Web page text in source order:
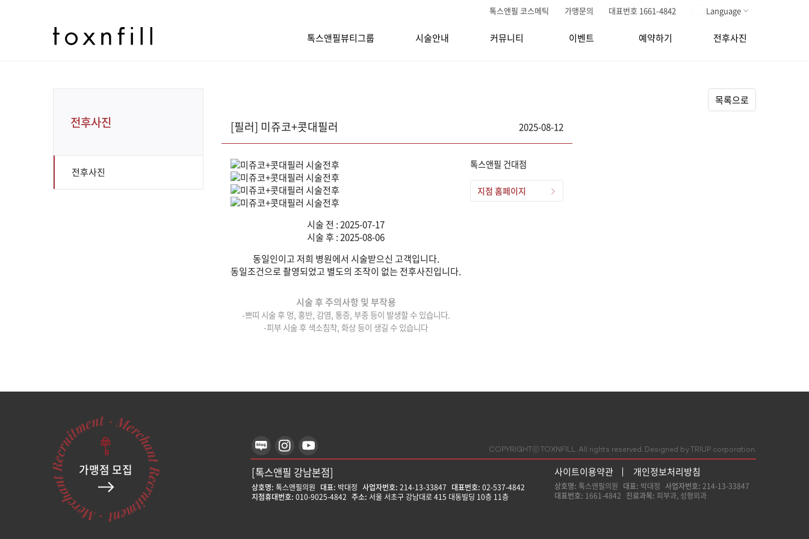
톡스앤필 코스메틱 가맹문의 대표번호 1661-4842 Language
톡스앤필뷰티그룹 시술안내 커뮤니티 이벤트 예약하기 전후사진
전후사진
전후사진
목록으로
[필러] 미쥬코+콧대필러 2025-08-12
시술 전 : 2025-07-17
시술 후 : 2025-08-06
동일인이고 저희 병원에서 시술받으신 고객입니다.
동일조건으로 촬영되었고 별도의 조작이 없는 전후사진입니다.
시술 후 주의사항 및 부작용
-쁘띠 시술 후 멍, 홍반, 감염, 통증, 부종 등이 발생할 수 있습니다.
-피부 시술 후 색소침착, 화상 등이 생길 수 있습니다
톡스앤필 건대점
지점 홈페이지
가맹점 모집
COPYRIGHTⓒ TOXNFILL. All rights reserved. Designed by TRIUP corporation.
[톡스앤필 강남본점]
상호명: 톡스앤필의원 대표: 박대정 사업자번호: 214-13-33847 대표번호: 02-537-4842
지점휴대번호: 010-9025-4842 주소: 서울 서초구 강남대로 415 대동빌딩 10층 11층
사이트이용약관 개인정보처리방침
상호명: 톡스앤필의원 대표: 박대정 사업자번호: 214-13-33847
대표번호: 1661-4842 진료과목: 피부과, 성형외과